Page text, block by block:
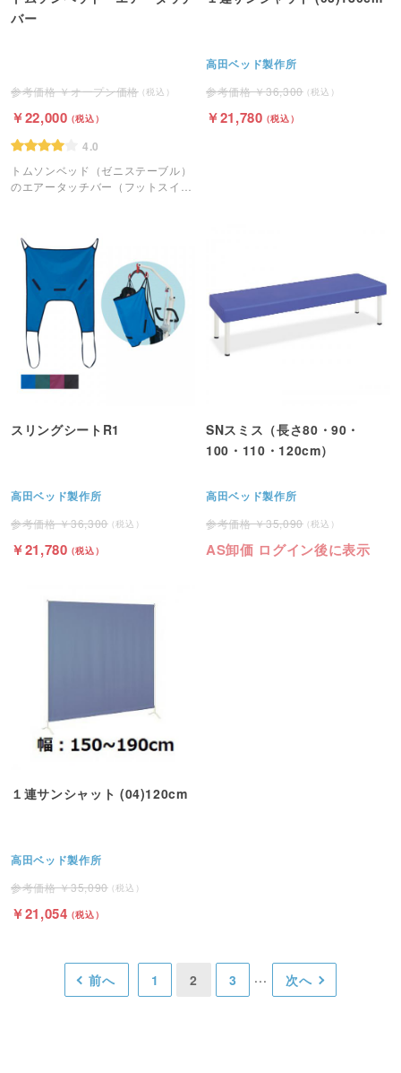
バー
オープン価格
22,000
4.0
トムソンベッド（ゼニステーブル）
のエアータッチバー（フットスイッ
高田ベッド製作所
36,300
21,780
スリングシートR1
高田ベッド製作所
36,300
21,780
SNスミス（長さ80・90・
100・110・120cm）
高田ベッド製作所
35,090
AS卸価 ログイン後に表示
１連サンシャット (04)120cm
高田ベッド製作所
35,090
21,054
前へ 1 2 3 次へ